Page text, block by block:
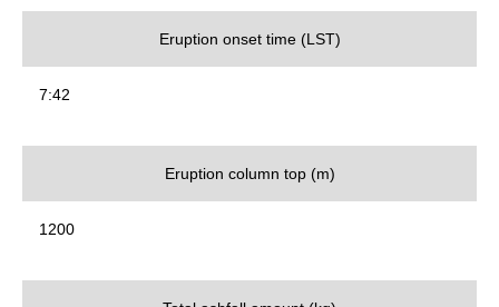
Eruption onset time (LST)
7:42
Eruption column top (m)
1200